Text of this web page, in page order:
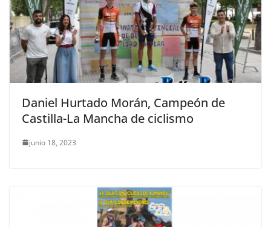
Daniel Hurtado Morán, Campeón de
Castilla-La Mancha de ciclismo
junio 18, 2023